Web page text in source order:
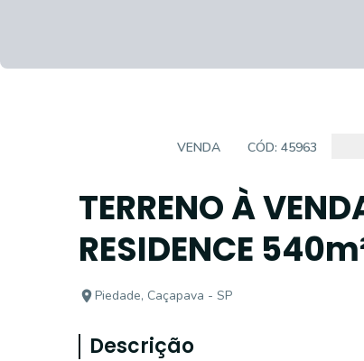
VENDA CÓD: 45963
TERRENO À
RESIDENCE
Piedade, Caçapava - SP
Descrição